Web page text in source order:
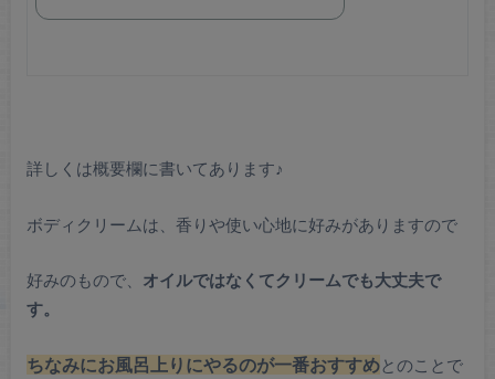
詳しくは概要欄に書いてあります♪
ボディクリームは、香りや使い心地に好みがありますので
好みのもので、 オイルではなくてクリームでも大丈夫で
す。
ちなみにお風呂上りにやるのが一番おすすめとのことで